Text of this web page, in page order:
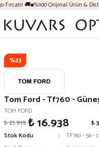
🚚 %100 Orijinal Ürün &
%23
Tom Ford - Tf760 -
TOM FORD
₺ 21.919₺ 16.938 ₺
Stok Kodu
TF760 - 56 -